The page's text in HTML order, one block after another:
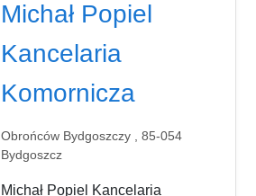
Michał Popiel
Kancelaria
Komornicza
Obrońców Bydgoszczy , 85-054
Bydgoszcz
Michał Popiel Kancelaria